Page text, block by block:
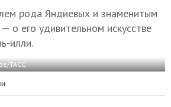
рода Яндиевых и знаменитым
о его удивительном искусстве
илли.
ТАСС